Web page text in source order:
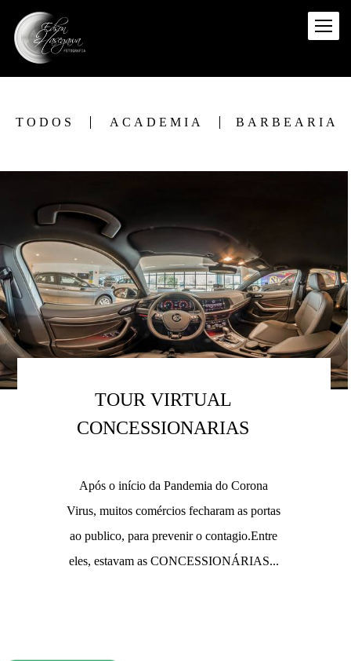
TODOS ACADEMIA BARBEARIA
TOUR VIRTUAL
CONCESSIONARIAS
Após o início da Pandemia do Corona
Virus, muitos comércios fecharam as portas
ao publico, para prevenir o contagio.Entre
eles, estavam as CONCESSIONÁRIAS...